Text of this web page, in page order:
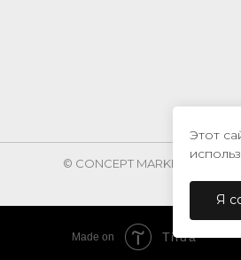
© CONCEPT MARKET, 2026
Этот
Я
Made on Tilda